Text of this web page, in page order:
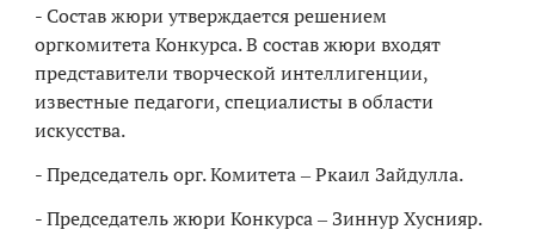
- Состав жюри утверждается решением
оргкомитета Конкурса. В состав жюри входят
представители творческой интеллигенции,
известные педагоги, специалисты в области
искусства.
- Председатель орг. Комитета ‒ Ркаил Зайдулла.
- Председатель жюри Конкурса ‒ Зиннур Хуснияр.